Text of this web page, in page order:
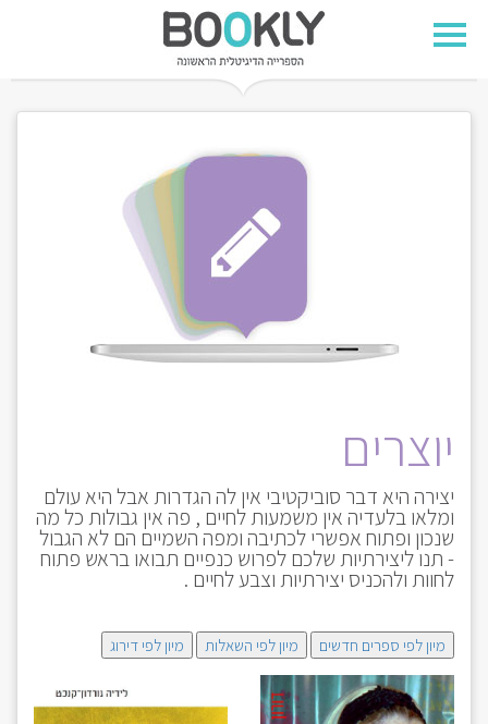
יוצרים
יצירה היא דבר סוביקטיבי אין לה הגדרות אבל היא עולם
ומלאו בלעדיה אין משמעות לחיים , פה אין גבולות כל מה
שנכון ופתוח אפשרי לכתיבה ומפה השמיים הם לא הגבול
- תנו ליצירתיות שלכם לפרוש כנפיים תבואו בראש פתוח
לחוות ולהכניס יצירתיות וצבע לחיים .
מיון לפי ספרים חדשים מיון לפי השאלות מיון לפי דירוג